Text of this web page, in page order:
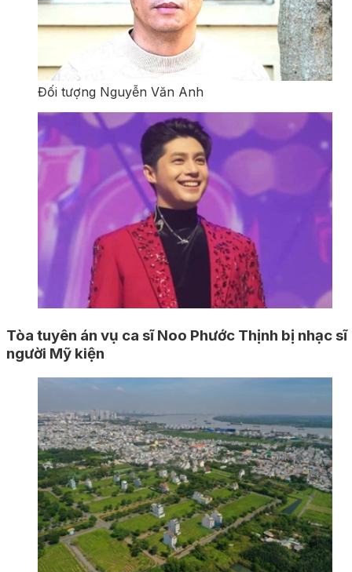
Đối tượng Nguyễn Văn Anh
Tòa tuyên án vụ ca sĩ Noo Phước Thịnh bị nhạc sĩ
người Mỹ kiện